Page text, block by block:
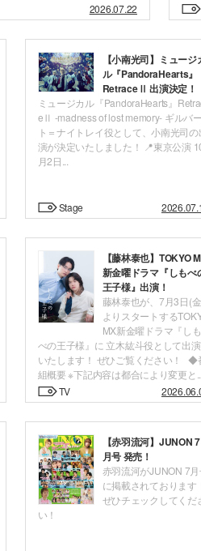
2026.07.22
【小南光司】ミュージ
ル『PandoraHearts』
RetraceⅡ 出演決定！
ミュージカル『PandoraHearts』
eⅡ -madness of lost memory- ギルバー
ト＝ナイトレイ役として、小南光司の
演が決定いたしました！ 📍東京公演
月2日...
Stage
【藤林泰也】TOKYO
新金曜ドラマ『しもべ
王子様』出演！
藤林泰也が、7月3日(
よりスタートする
MX新金曜ドラマ『しも
べの王子様』に 立木紘斗役として出演
いたします！ ぜひご覧ください！ ◆
組概要 ※下記内容は都合により変更と...
TV
【赤羽流河】JUNON 7
月号 発売！
赤羽流河がJUNON 7
に掲載されております
ぜひチェックしてくだ
い！